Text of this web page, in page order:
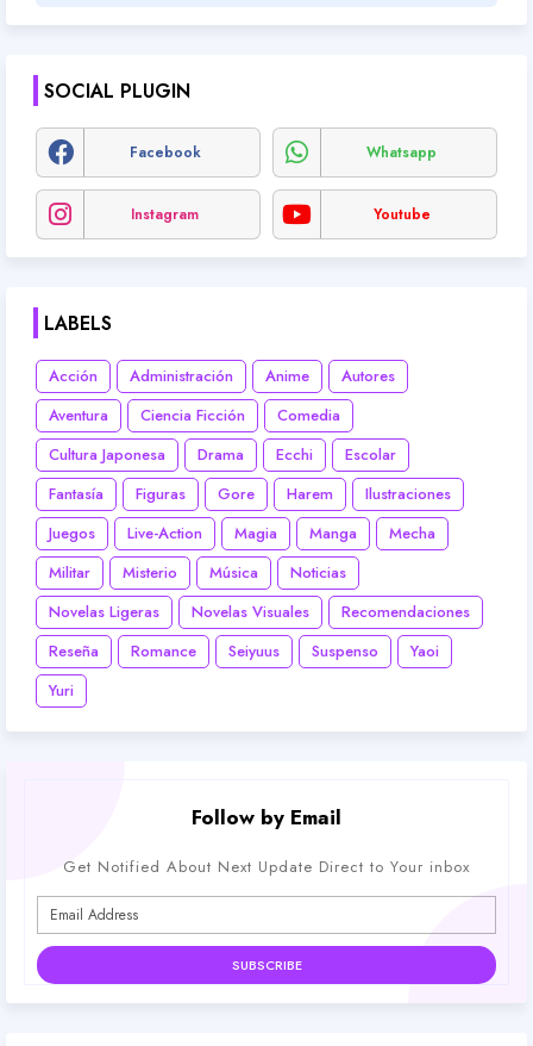
SOCIAL PLUGIN
Facebook Whatsapp
Instagram Youtube
LABELS
Acción Administración Anime
Autores
Aventura
Ciencia Ficción
Comedia
Cultura Japonesa
Drama Ecchi
Escolar
Fantasía
Figuras Gore Harem
Ilustraciones
Juegos
Live-Action Magia Manga
Mecha
Militar
Misterio Música
Noticias
Novelas Ligeras
Novelas Visuales
Recomendaciones
Reseña
Romance Seiyuus Suspenso
Yaoi
Yuri
Follow by Email
Get Notified About Next Update Direct to Your inbox